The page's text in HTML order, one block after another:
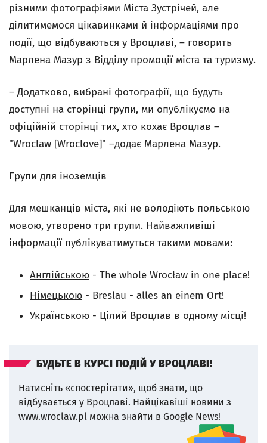
різними фотографіями Міста Зустрічей, але
ділитимемося цікавинками й інформаціями про
події, що відбуваються у Вроцлаві, – говорить
Марлена Мазур з Відділу промоції міста та туризму.
– Додатково, вибрані фотографії, що будуть
доступні на сторінці групи, ми опублікуємо на
офіційній сторінці тих, хто кохає Вроцлав –
"Wroclaw [Wroclove]" –додає Марлена Мазур.
Групи для іноземців
Для мешканців міста, які не володіють польською
мовою, утворено три групи. Найважливіші
інформації публікуватимуться такими мовами:
Англійською - The whole Wrocław in one place!
Німецькою - Breslau - alles an einem Ort!
Українською - Цілий Вроцлав в одному місці!
БУДЬТЕ В КУРСІ ПОДІЙ У ВРОЦЛАВІ!
Натисніть «спостерігати», щоб знати, що
відбувається у Вроцлаві. Найцікавіші новини з
www.wroclaw.pl можна знайти в Google News!